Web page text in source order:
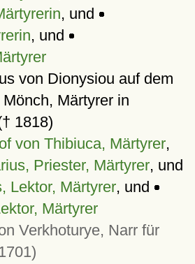
, und
, und
von Dionysiou auf dem
Märtyrer in
1818)
von Thibiuca, Märtyrer,
Priester, Märtyrer, und
Lektor, Märtyrer, und
Märtyrer
Verkhoturye, Narr für